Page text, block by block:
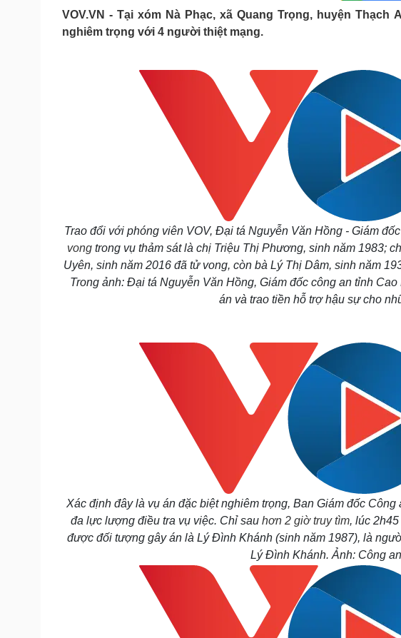
Pháp luật
Vụ án
Quân sự - Quốc phòng
Vũ khí
Thể thao
eSports
Dinh dưỡng - món ngon
Phòng mạch online
Ăn sạch sống khỏe
Đời sống
Nhà đẹp
Tình yêu - Gia đình
Văn hóa
Sân khấu
Âm nhạc
Di sản
Cải chính
VOV.VN - Tại xóm Nà Phạc, xã Quang Trọng, huyện
nghiêm trọng với 4 người thiệt mạng.
Trao đổi với phóng viên VOV, Đại tá Nguyễn Văn Hồng - Giám
vongtrong vụ thảm sát là chị Triệu Thị Phương, sinh năm 1983;
Uyên, sinh năm 2016 đã tử vong, còn bà Lý Thị Dâm, sinh năm
Trong ảnh: Đại tá Nguyễn Văn Hồng, Giám đốc công an tỉnh
án và trao tiền hỗ trợ hậu sự cho
Xác định đây là vụ án đặc biệt nghiêm trọng, Ban Giám đốc
đa lực lượng điều tra vụ việc. Chỉ sau hơn 2 giờ truy tìm, lúc
được đối tượng gây án là Lý Đình Khánh (sinh năm 1987), là
Lý Đình Khánh. Ảnh: Công